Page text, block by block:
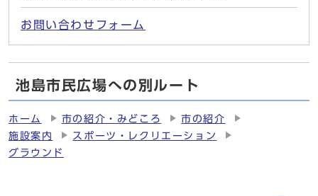
お問い合わせフォーム
池島市民広場への別ルート
ホーム 市の紹介・みどころ
市の紹介
施設案内
スポーツ・レクリエーション
グラウンド